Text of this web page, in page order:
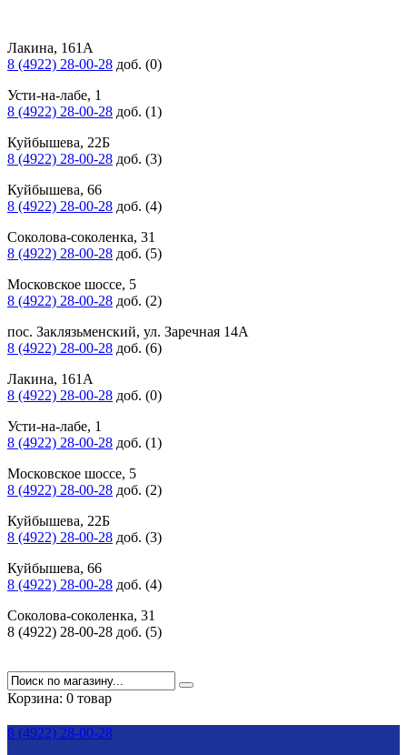
Лакина, 161А
8 (4922) 28-00-28 доб. (0)
Усти-на-лабе, 1
8 (4922) 28-00-28 доб. (1)
Куйбышева, 22Б
8 (4922) 28-00-28 доб. (3)
Куйбышева, 66
8 (4922) 28-00-28 доб. (4)
Соколова-соколенка, 31
8 (4922) 28-00-28 доб. (5)
Московское шоссе, 5
8 (4922) 28-00-28 доб. (2)
пос. Заклязьменский, ул. Заречная 14А
8 (4922) 28-00-28 доб. (6)
Лакина, 161А
8 (4922) 28-00-28 доб. (0)
Усти-на-лабе, 1
8 (4922) 28-00-28 доб. (1)
Московское шоссе, 5
8 (4922) 28-00-28 доб. (2)
Куйбышева, 22Б
8 (4922) 28-00-28 доб. (3)
Куйбышева, 66
8 (4922) 28-00-28 доб. (4)
Соколова-соколенка, 31
8 (4922) 28-00-28 доб. (5)
Корзина: 0 товар
8 (4922) 28-00-28